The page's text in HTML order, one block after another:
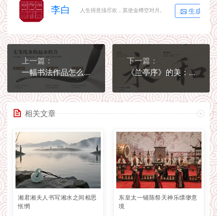
李白 人生得意须尽欢，莫使金樽空对月。 生成海报
上一篇：
一幅书法作品怎么看：从笔法到气息
下一篇：
《兰亭序》的美：流动笔势与文人情怀
相关文章
湘君湘夫人书写湘水之间相思
怅惘
东皇太一铺陈祭天神乐缥缈意
境